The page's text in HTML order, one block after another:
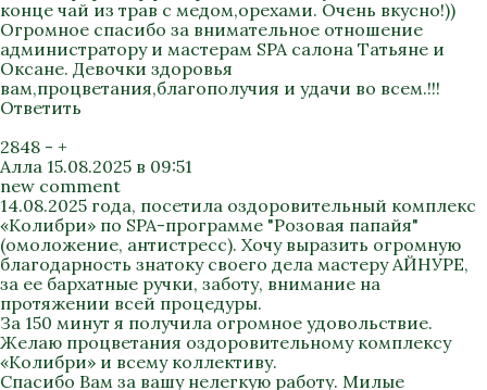
конце чай из трав с медом,орехами. Очень вкусно!))
Огромное спасибо за внимательное отношение
администратору и мастерам SPA салона Татьяне и
Оксане. Девочки здоровья
вам,процветания,благополучия и удачи во всем.!!!
Ответить
2848 - +
Алла 15.08.2025 в 09:51
new comment
14.08.2025 года, посетила оздоровительный комплекс
«Колибри» по SPA-программе "Розовая папайя"
(омоложение, антистресс). Хочу выразить огромную
благодарность знатоку своего дела мастеру АЙНУРЕ,
за ее бархатные ручки, заботу, внимание на
протяжении всей процедуры.
За 150 минут я получила огромное удовольствие.
Желаю процветания оздоровительному комплексу
«Колибри» и всему коллективу.
Спасибо Вам за вашу нелегкую работу. Милые